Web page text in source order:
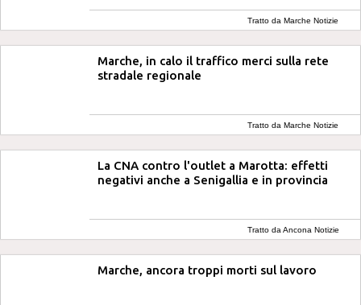
Tratto da Marche Notizie
Marche, in calo il traffico merci sulla rete
stradale regionale
Tratto da Marche Notizie
La CNA contro l'outlet a Marotta: effetti
negativi anche a Senigallia e in provincia
Tratto da Ancona Notizie
Marche, ancora troppi morti sul lavoro